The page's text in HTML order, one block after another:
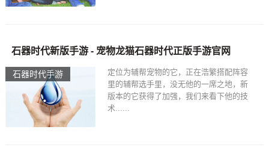
石器时代手游
石器时代新版手游 - 宠物龙猫石器时代正版手游官网
定位为辅帮宠物的它，正在浩繁搭配阵容
里的辅帮选手里，没无他的一席之地，新
版本的它获得了加强，我们来看下他的技
术......